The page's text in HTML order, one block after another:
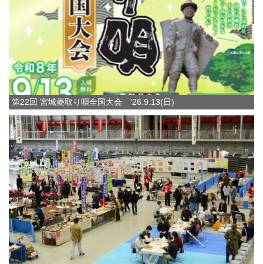
第22回 宮城菱取り唄全国大会 '26.9.13(日)